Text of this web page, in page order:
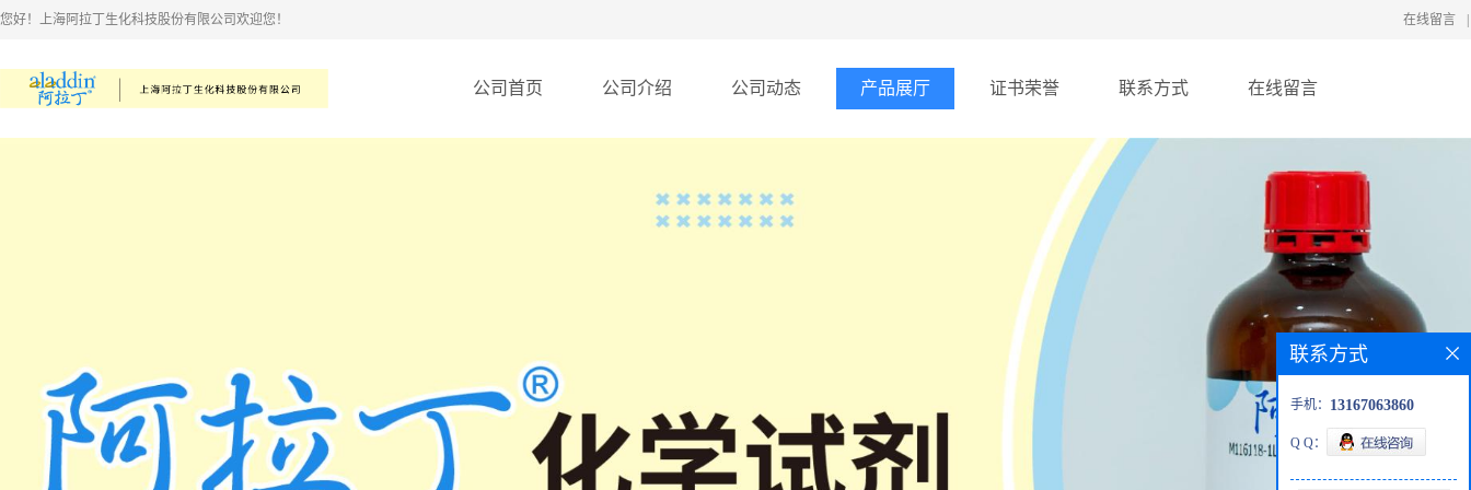
您好！上海阿拉丁生化科技股份有限公司欢迎您！ 在线留言
公司首页 公司介绍 公司动态 产品展厅 证书荣誉 联系方式 在线留言
联系方式
手机： 13167063860
Q Q：